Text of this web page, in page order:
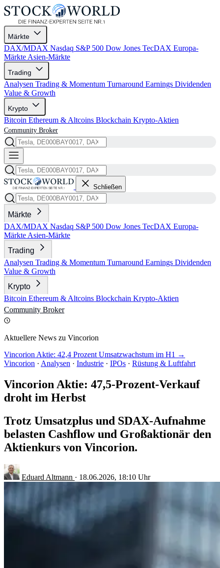
Märkte
DAX/MDAX Nasdaq S&P 500 Dow Jones TecDAX Europa-
Märkte Asien-Märkte
Trading
Analysen Trading & Momentum Turnaround Earnings Dividenden
Value & Growth
Krypto
Bitcoin Ethereum & Altcoins Blockchain Krypto-Aktien
Community Broker
Schließen
Märkte
DAX/MDAX Nasdaq S&P 500 Dow Jones TecDAX Europa-
Märkte Asien-Märkte
Trading
Analysen Trading & Momentum Turnaround Earnings Dividenden
Value & Growth
Krypto
Bitcoin Ethereum & Altcoins Blockchain Krypto-Aktien
Community Broker
Aktuellere News zu Vincorion
Vincorion Aktie: 42,4 Prozent Umsatzwachstum im H1 →
Vincorion · Analysen · Industrie · IPOs · Rüstung & Luftfahrt
Vincorion Aktie: 47,5-Prozent-Verkauf
droht im Herbst
Trotz Umsatzplus und SDAX-Aufnahme
belasten Cashflow und Großaktionär den
Aktienkurs von Vincorion.
Eduard Altmann · 18.06.2026, 18:10 Uhr